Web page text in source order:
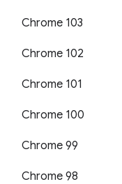
Chrome 103
Chrome 102
Chrome 101
Chrome 100
Chrome 99
Chrome 98